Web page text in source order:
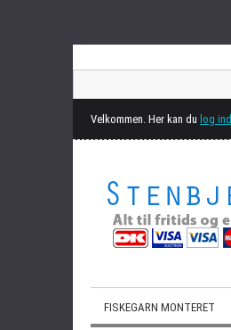
Velkommen. Her kan du log ind
FISKEGARN MONTERET